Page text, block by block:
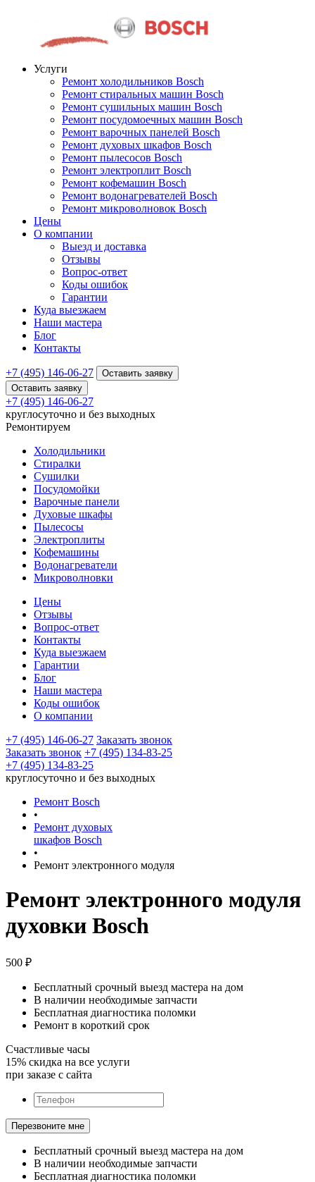
Услуги
Ремонт холодильников Bosch
Ремонт стиральных машин Bosch
Ремонт сушильных машин Bosch
Ремонт посудомоечных машин Bosch
Ремонт варочных панелей Bosch
Ремонт духовых шкафов Bosch
Ремонт пылесосов Bosch
Ремонт электроплит Bosch
Ремонт кофемашин Bosch
Ремонт водонагревателей Bosch
Ремонт микроволновок Bosch
Цены
О компании
Выезд и доставка
Отзывы
Вопрос-ответ
Коды ошибок
Гарантии
Куда выезжаем
Наши мастера
Блог
Контакты
+7 (495) 146-06-27
Оставить заявку
Оставить заявку
+7 (495) 146-06-27
круглосуточно и без выходных
Ремонтируем
Холодильники
Стиралки
Сушилки
Посудомойки
Варочные панели
Духовые шкафы
Пылесосы
Электроплиты
Кофемашины
Водонагреватели
Микроволновки
Цены
Отзывы
Вопрос-ответ
Контакты
Куда выезжаем
Гарантии
Блог
Наши мастера
Коды ошибок
О компании
+7 (495) 146-06-27 Заказать звонок
Заказать звонок +7 (495) 134-83-25
+7 (495) 134-83-25
круглосуточно и без выходных
Ремонт Bosch
•
Ремонт духовых
шкафов Bosch
•
Ремонт электронного модуля
Ремонт электронного модуля
духовки Bosch
500 ₽
Бесплатный срочный выезд мастера на дом
В наличии необходимые запчасти
Бесплатная диагностика поломки
Ремонт в короткий срок
Счастливые часы
15% скидка на все услуги
при заказе с сайта
Бесплатный срочный выезд мастера на дом
В наличии необходимые запчасти
Бесплатная диагностика поломки